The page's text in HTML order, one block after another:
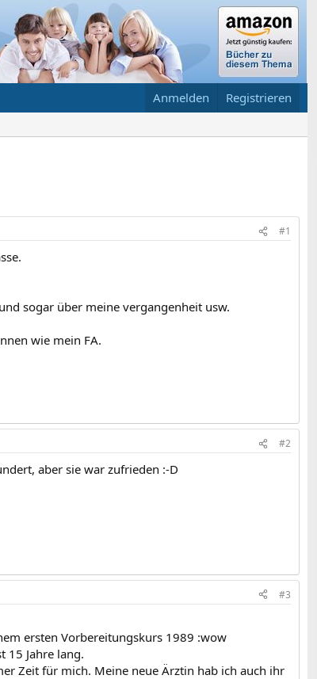
Anmelden Registrieren
#1
sogar über meine vergangenheit usw.
wie mein FA.
#2
aber sie war zufrieden :-D
#3
ersten Vorbereitungskurs 1989 :wow
15 Jahre lang.
Zeit für mich. Meine neue Ärztin hab ich auch ihr